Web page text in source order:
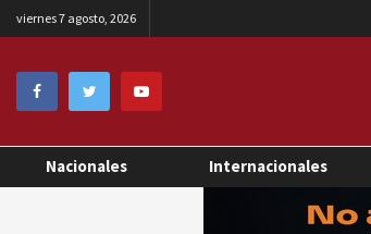
viernes 7 agosto, 2026
Nacionales Internacionales